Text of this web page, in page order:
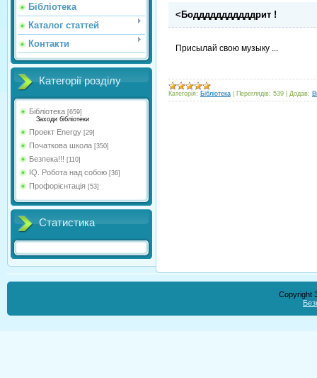
Бібліотека
Каталог статтей
Контакти
Категорії розділу
Бібліотека [659]
Заходи бібліотеки
Проект Energy [29]
Початкова школа [350]
Безпека!!! [110]
IQ. Робота над собою [36]
Профорієнтація [53]
Статистика
<Бодддддддддддрит !
Присылай свою музыку ...
Категорія: Бібліотека Переглядів: 539 Додав:
Copyright